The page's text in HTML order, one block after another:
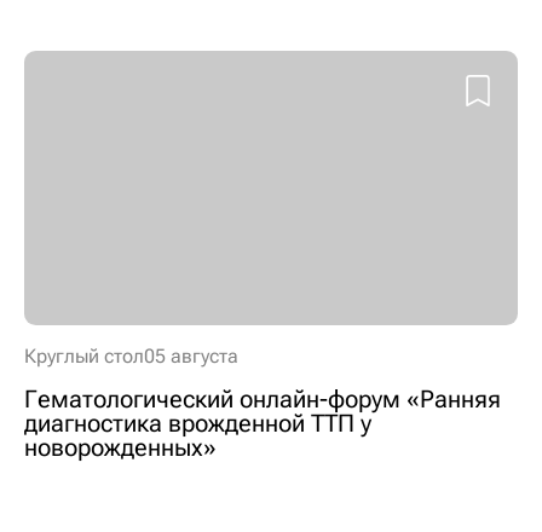
Круглый стол05 августа
Гематологический онлайн-форум «Ранняя
диагностика врожденной ТТП у
новорожденных»